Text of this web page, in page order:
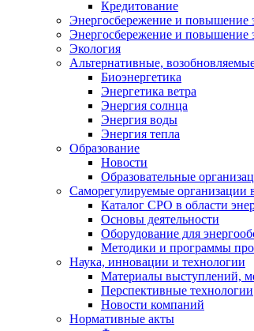
Кредитование
Энергосбережение и повышение
Энергосбережение и повышение
Экология
Альтернативные,
Биоэнергетика
Энергетика ветра
Энергия солнца
Энергия воды
Энергия тепла
Образование
Новости
Образовательные
Саморегулируемые организации
Каталог СРО в области
Основы деятельности
Оборудование для
Методики и программы
Наука, инновации и технологии
Материалы выступлений,
Перспективные технологии
Новости компаний
Нормативные акты